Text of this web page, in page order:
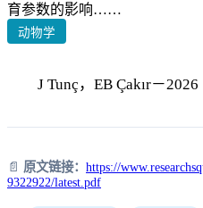
育参数的影响……
动物学
J Tunç，EB Çakır－2026
📄 原文链接： https://
9322922/latest.pdf